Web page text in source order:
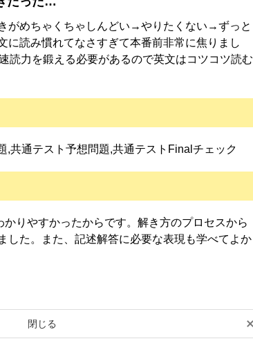
がめちゃくちゃしんどい→やりたくない→ずっと
に読み慣れてなさすぎて本番前非常に焦りまし
読力を鍛える必要があるので英文はコツコツ読む
,共通テスト予想問題,共通テストFinalチェック
りやすかったからです。解き方のプロセスから
した。また、記述解答に必要な表現も学べてよか
閉じる